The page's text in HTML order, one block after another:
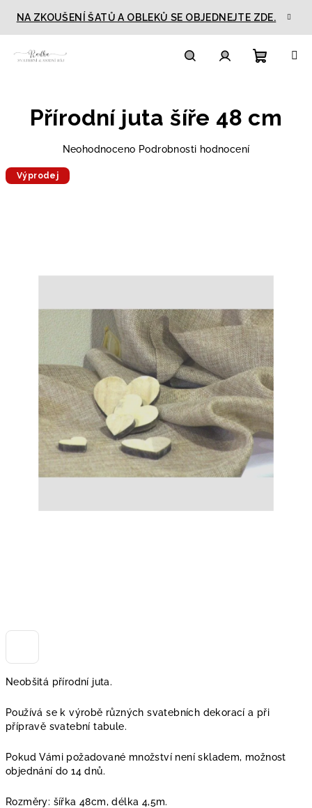
obsah
NA ZKOUŠENÍ ŠATŮ A OBLEKŮ SE OBJEDNEJTE ZDE.
košík
Neobšitá přírodní juta.
Používá se k výrobě různých svatebních dekorací a při
přípravě svatební tabule.
Pokud Vámi požadované množství není skladem, možnost
objednání do 14 dnů.
Rozměry: šířka 48cm, délka 4,5m.
Přírodní juta šíře 48 cm
Průměrné
Neohodnoceno Podrobnosti hodnocení
Výprodej